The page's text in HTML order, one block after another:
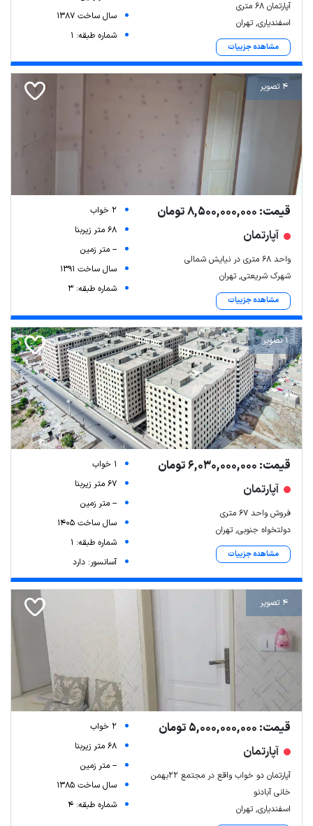
Leaflet| Map data ©ariamarz.com
آپارتمان ۶۸ متری
اسفندیاری, تهران
مشاهده جزییات
سال ساخت 1387
شماره طبقه: 1
4 تصویر
قیمت: 8,500,000,000 تومان
آپارتمان
واحد ۶۸ متری در نیایش شمالی
شهرک شریعتی, تهران
مشاهده جزییات
2 خواب
68 متر زیربنا
-- متر زمین
سال ساخت 1391
شماره طبقه: 3
1 تصویر
قیمت: 6,030,000,000 تومان
آپارتمان
فروش واحد ۶۷ متری
دولتخواه جنوبی, تهران
مشاهده جزییات
1 خواب
67 متر زیربنا
-- متر زمین
سال ساخت 1405
شماره طبقه: 1
آسانسور: دارد
4 تصویر
قیمت: 5,000,000,000 تومان
آپارتمان
آپارتمان دو خواب واقع در مجتمع ۲۲بهمن
خانی آبادنو
اسفندیاری, تهران
2 خواب
68 متر زیربنا
-- متر زمین
سال ساخت 1385
شماره طبقه: 4